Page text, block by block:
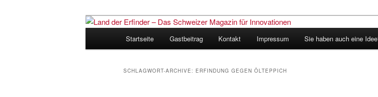
Land der Erfinder – Das Schweizer
für Innovationen
Startseite Gastbeitrag Kontakt Impressum Sie haben auch eine
SCHLAGWORT-ARCHIVE: ERFINDUNG GEGEN ÖLTEPPICH